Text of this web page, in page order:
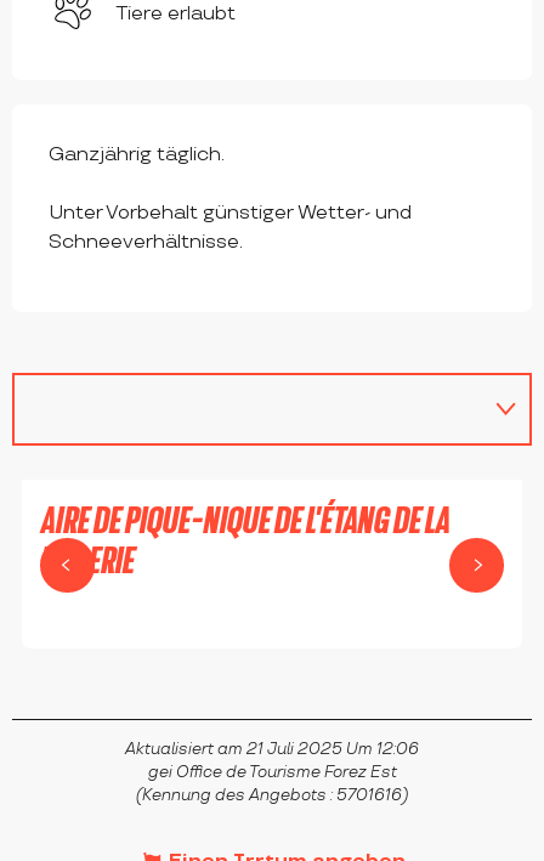
Tiere erlaubt
Ganzjährig täglich.
Unter Vorbehalt günstiger Wetter- und
Schneeverhältnisse.
AIRE DE PIQUE-NIQUE DE L'ÉTANG DE LA
TUILERIE
Aktualisiert am 21 Juli 2025 Um 12:06
gei Office de Tourisme Forez Est
(Kennung des Angebots : 5701616)